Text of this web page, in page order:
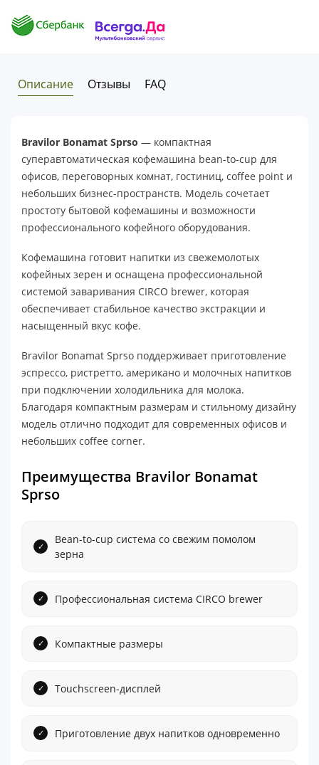
Описание Отзывы FAQ
Bravilor Bonamat Sprso — компактная
суперавтоматическая кофемашина bean-to-cup для
офисов, переговорных комнат, гостиниц, coffee point и
небольших бизнес-пространств. Модель сочетает
простоту бытовой кофемашины и возможности
профессионального кофейного оборудования.
Кофемашина готовит напитки из свежемолотых
кофейных зерен и оснащена профессиональной
системой заваривания CIRCO brewer, которая
обеспечивает стабильное качество экстракции и
насыщенный вкус кофе.
Bravilor Bonamat Sprso поддерживает приготовление
эспрессо, ристретто, американо и молочных напитков
при подключении холодильника для молока.
Благодаря компактным размерам и стильному дизайну
модель отлично подходит для современных офисов и
небольших coffee corner.
Преимущества Bravilor Bonamat
Sprso
Bean-to-cup система со свежим помолом
зерна
Профессиональная система CIRCO brewer
Компактные размеры
Touchscreen-дисплей
Приготовление двух напитков одновременно